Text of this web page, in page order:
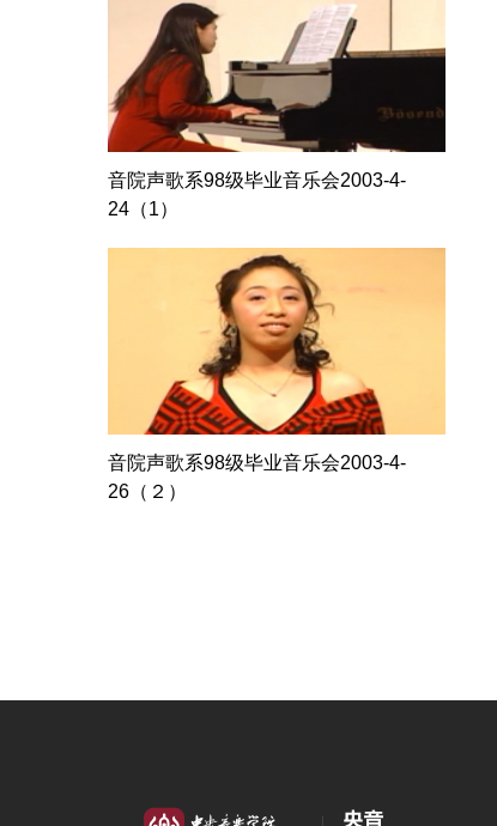
音院声歌系98级毕业音乐会2003-4-
24（1）
音院声歌系98级毕业音乐会2003-4-
26（２）